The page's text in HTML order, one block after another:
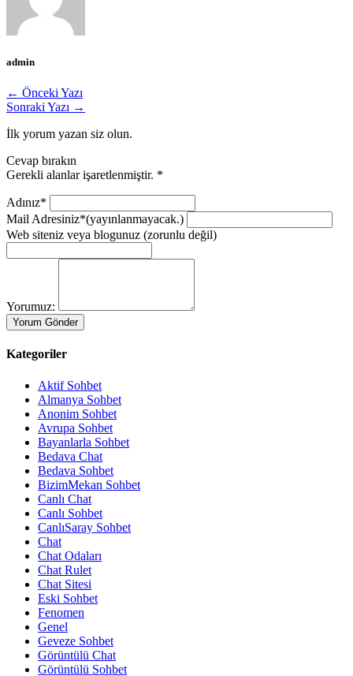
admin
← Önceki Yazı
Sonraki Yazı →
İlk yorum yazan siz olun.
Cevap bırakın
Gerekli alanlar işaretlenmiştir. *
Adınız*
Mail Adresiniz*(yayınlanmayacak.)
Web siteniz veya blogunuz (zorunlu değil)
Yorumuz:
Kategoriler
Aktif Sohbet
Almanya Sohbet
Anonim Sohbet
Avrupa Sohbet
Bayanlarla Sohbet
Bedava Chat
Bedava Sohbet
BizimMekan Sohbet
Canlı Chat
Canlı Sohbet
CanlıSaray Sohbet
Chat
Chat Odaları
Chat Rulet
Chat Sitesi
Eski Sohbet
Fenomen
Genel
Geveze Sohbet
Görüntülü Chat
Görüntülü Sohbet